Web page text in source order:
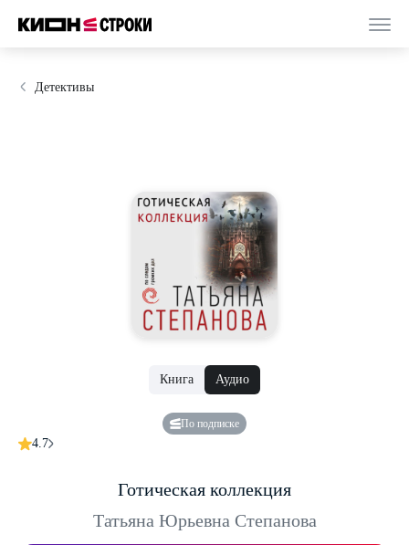
Детективы
Книга Аудио
По подписке
4.7
Готическая коллекция
Татьяна Юрьевна Степанова